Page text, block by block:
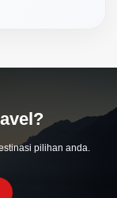
pilihan anda.